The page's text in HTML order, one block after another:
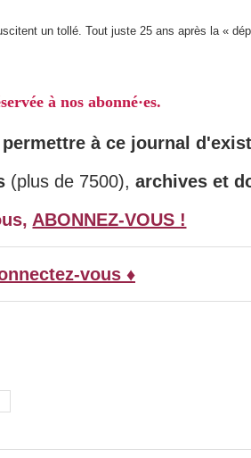
un tollé. Tout juste 25 ans après la «
à nos abonné·es.
permettre à ce journal
(plus de 7500), archives et
ABONNEZ-VOUS !
vous ♦